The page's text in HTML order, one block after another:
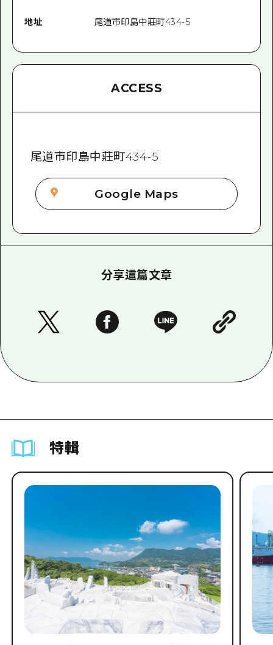
照片下載
廣島縣觀光宣傳冊
地址 尾道市印島中莊町434-5
ACCESS
尾道市印島中莊町434-5
Google Maps
分享這篇文章
特輯